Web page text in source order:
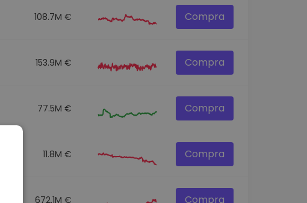
108.7M € Compra
153.9M € Compra
77.5M € Compra
11.8M € Compra
672.1M € Compra